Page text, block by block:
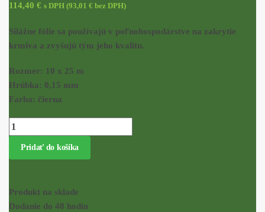
114,40 € s DPH (93,01 € bez DPH)
Silážne fólie sa používajú v poľnohospodárstve na zakrytie
krmiva a zvyšujú tým jeho kvalitu.
Rozmer: 10 x 25 m
Hrúbka: 0,15 mm
Farba: čierna
množstvo Silážna fólia, 10x25m, hrúbka 0,15mm, čierna
Pridať do košíka
Produkt na sklade
Dodanie do 48 hodín